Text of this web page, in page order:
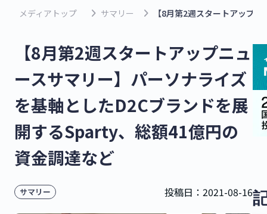
メディアトップ keyboard_arrow_right サマリー keyboard_arrow_right 【8月第2週スタートアップ
【8月第2週スタートアップニュ
ースサマリー】パーソナライズ
を基軸としたD2Cブランドを展
開するSparty、総額41億円の
資金調達など
サマリー 投稿日： 2021-08-16